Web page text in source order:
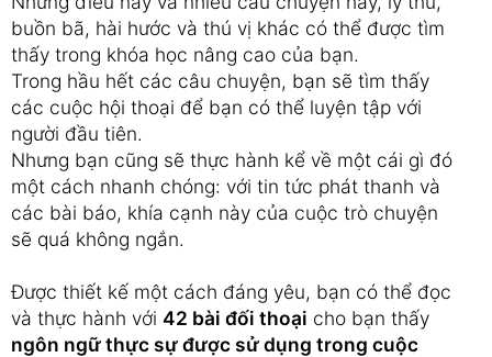
buồn bã, hài hước và thú vị khác có thể được tìm
thấy trong khóa học nâng cao của bạn.
Trong hầu hết các câu chuyện, bạn sẽ tìm thấy
các cuộc hội thoại để bạn có thể luyện tập với
người đầu tiên.
Nhưng bạn cũng sẽ thực hành kể về một cái gì đó
một cách nhanh chóng: với tin tức phát thanh và
các bài báo, khía cạnh này của cuộc trò chuyện
sẽ quá không ngắn.
Được thiết kế một cách đáng yêu, bạn có thể đọc
và thực hành với 42 bài đối thoại cho bạn thấy
ngôn ngữ thực sự được sử dụng trong cuộc